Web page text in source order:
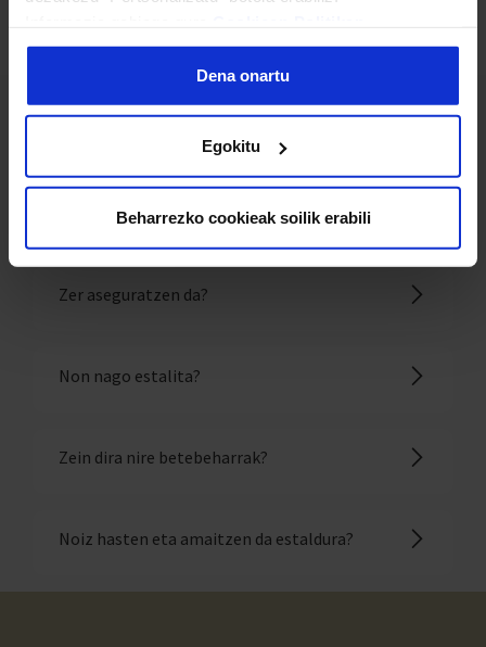
Dena onartu
Egokitu
Beharrezko cookieak soilik erabili
Auto Global-en informazio-oharra
Edozein zalantza argitzeko
Zer aseguratzen da?
Non nago estalita?
Zein dira nire betebeharrak?
Noiz hasten eta amaitzen da estaldura?